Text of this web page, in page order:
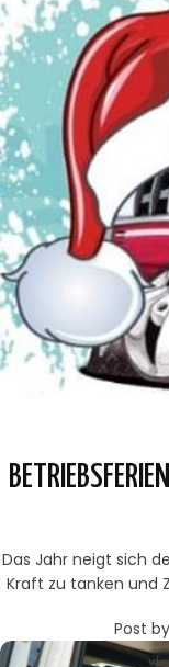
Das Jahr neigt sich
Kraft zu tanken und
Post by